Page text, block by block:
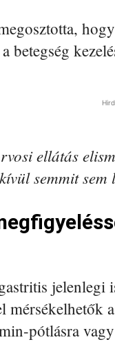
betegség
ellátás
semmit
jelenlegi
mérsékelhetők
pótlásra